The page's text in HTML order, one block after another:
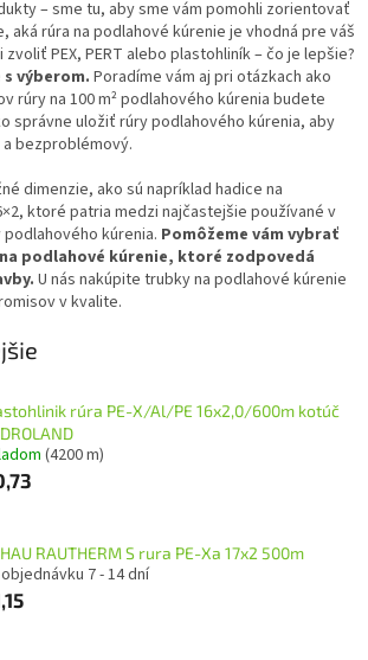
– sme tu, aby sme vám pomohli zorientovať
aká rúra na podlahové kúrenie je vhodná pre váš
PEX, PERT alebo plastohliník – čo je lepšie?
výberom. Poradíme vám aj pri otázkach ako
rúry na 100 m² podlahového kúrenia budete
správne uložiť rúry podlahového kúrenia, aby
bezproblémový.
dimenzie, ako sú napríklad hadice na
ktoré patria medzi najčastejšie používané v
kúrenia. Pomôžeme vám vybrať
podlahové kúrenie, ktoré zodpovedá
U nás nakúpite trubky na podlahové kúrenie
v kvalite.
rúra PE-X/Al/PE 16x2,0/600m kotúč
(4200 m)
RAUTHERM S rura PE-Xa 17x2 500m
7 - 14 dní